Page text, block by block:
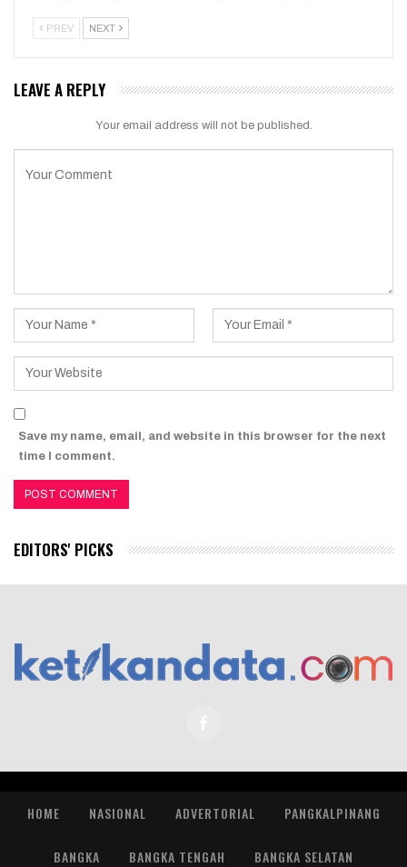
PREV NEXT
LEAVE A REPLY
Your email address will not be published.
Save my name, email, and website in this browser for the next
time I comment.
EDITORS' PICKS
HOME NASIONAL ADVERTORIAL PANGKALPINANG
BANGKA BANGKA TENGAH BANGKA SELATAN